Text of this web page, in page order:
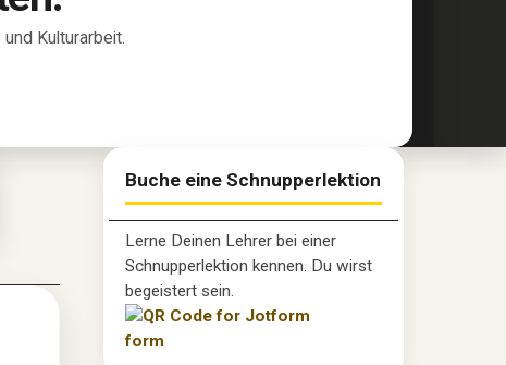
Kulturarbeit.
Buche eine Schnupperlektion
Lerne Deinen Lehrer bei einer
Schnupperlektion kennen. Du wirst
begeistert sein.